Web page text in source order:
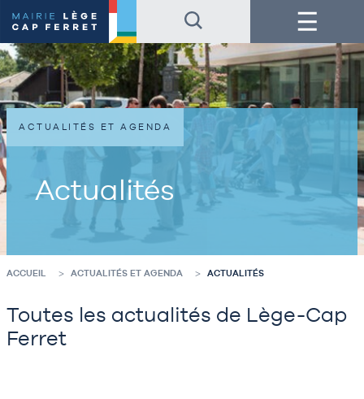
au
contenu
de
la
page
au
pied
de
page
Menu
Actualités
ACTUALITÉS ET AGENDA
ACCUEIL ACTUALITÉS ET AGENDA ACTUALITÉS
Toutes les actualités de Lège-Cap
Ferret